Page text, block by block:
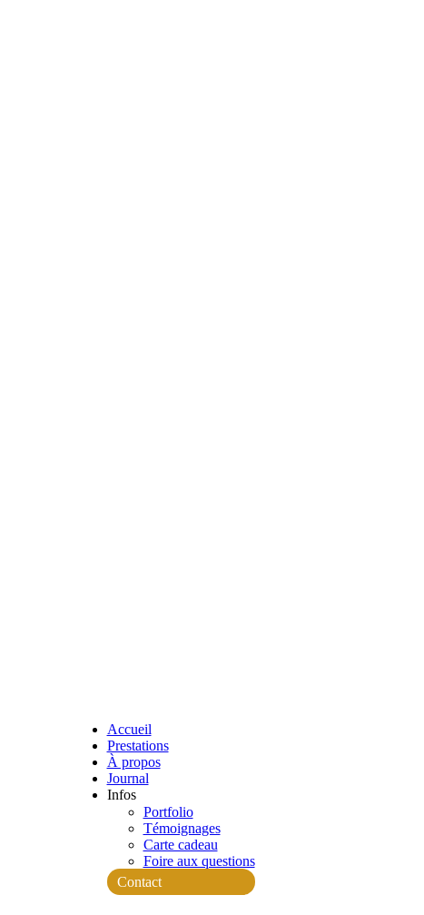
Accueil
Prestations
À propos
Journal
Infos
Portfolio
Témoignages
Carte cadeau
Foire aux questions
Contact